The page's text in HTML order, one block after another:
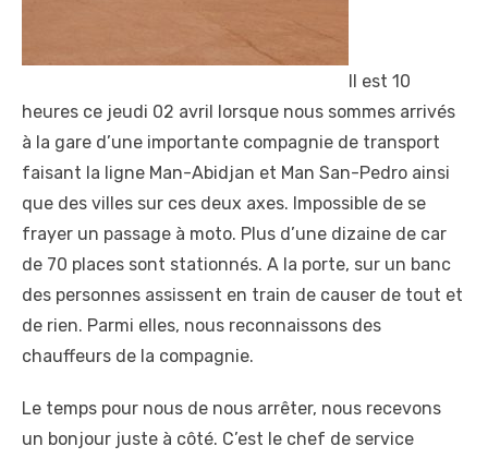
Il est 10
heures ce jeudi 02 avril lorsque nous sommes arrivés
à la gare d’une importante compagnie de transport
faisant la ligne Man-Abidjan et Man San-Pedro ainsi
que des villes sur ces deux axes. Impossible de se
frayer un passage à moto. Plus d’une dizaine de car
de 70 places sont stationnés. A la porte, sur un banc
des personnes assissent en train de causer de tout et
de rien. Parmi elles, nous reconnaissons des
chauffeurs de la compagnie.
Le temps pour nous de nous arrêter, nous recevons
un bonjour juste à côté. C’est le chef de service